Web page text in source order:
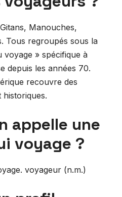
Manouches,
Tous regroupés sous la
voyage » spécifique à
depuis les années 70.
recouvre des
historiques.
appelle une
voyage ?
voyageur (n.m.)